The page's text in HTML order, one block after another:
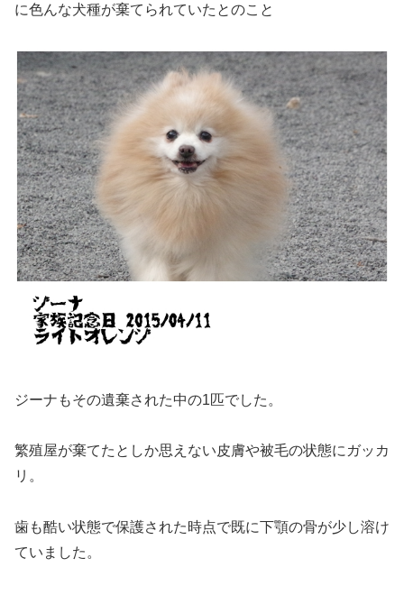
に色んな犬種が棄てられていたとのこと
ジーナもその遺棄された中の1匹でした。
繁殖屋が棄てたとしか思えない皮膚や被毛の状態にガッカ
リ。
歯も酷い状態で保護された時点で既に下顎の骨が少し溶け
ていました。